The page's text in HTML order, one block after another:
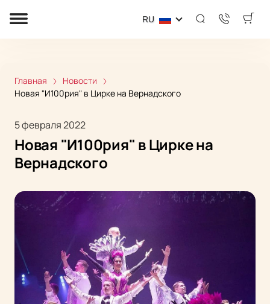
RU
Главная
Новости
Новая "И100рия" в Цирке на Вернадского
5 февраля 2022
Новая "И100рия" в Цирке на
Вернадского